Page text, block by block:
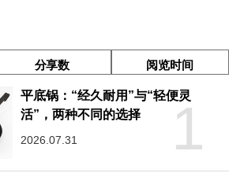
分享数 阅览时间
1
平底锅：“经久耐用”与“轻便灵
活”，两种不同的选择
2026.07.31